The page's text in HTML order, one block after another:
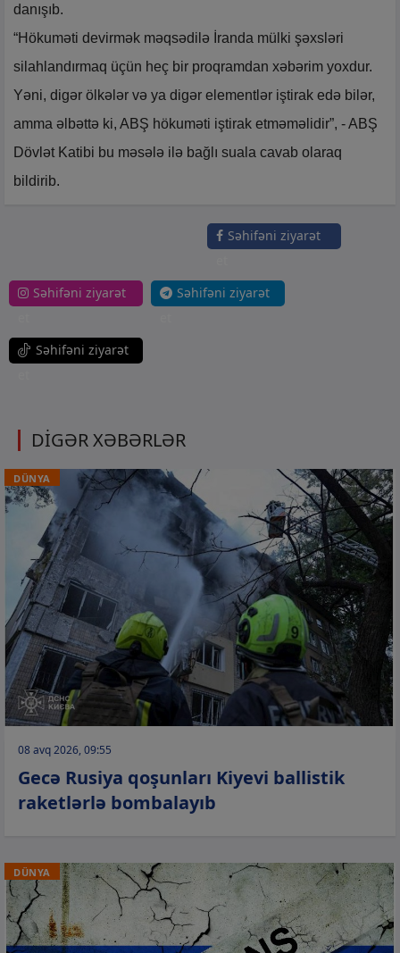
danışıb.
“Hökuməti devirmək məqsədilə İranda mülki şəxsləri
silahlandırmaq üçün heç bir proqramdan xəbərim yoxdur.
Yəni, digər ölkələr və ya digər elementlər iştirak edə bilər,
amma əlbəttə ki, ABŞ hökuməti iştirak etməməlidir”, - ABŞ
Dövlət Katibi bu məsələ ilə bağlı suala cavab olaraq
bildirib.
Səhifəni ziyarət
Səhifəni ziyarət
Səhifəni ziyarət
Səhifəni ziyarət
DİGƏR XƏBƏRLƏR
DÜNYA
08 avq 2026, 09:55
Gecə Rusiya qoşunları Kiyevi ballistik
raketlərlə bombalayıb
DÜNYA